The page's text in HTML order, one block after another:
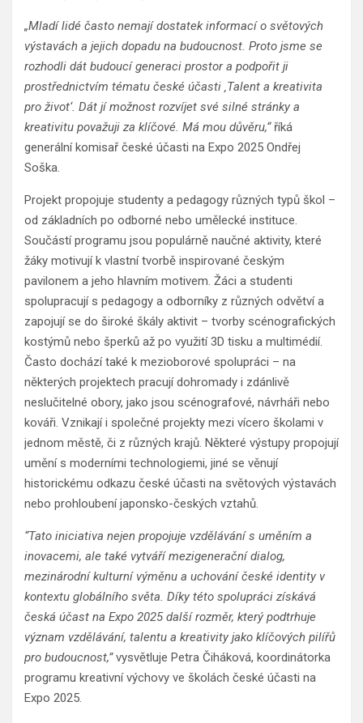
„Mladí lidé často nemají dostatek informací o světových
výstavách a jejich dopadu na budoucnost. Proto jsme se
rozhodli dát budoucí generaci prostor a podpořit ji
prostřednictvím tématu české účasti ‚Talent a kreativita
pro život‘. Dát jí možnost rozvíjet své silné stránky a
kreativitu považuji za klíčové. Má mou důvěru,“říká
generální komisař české účasti na Expo 2025 Ondřej
Soška.
Projekt propojuje studenty a pedagogy různých typů škol –
od základních po odborné nebo umělecké instituce.
Součástí programu jsou populárně naučné aktivity, které
žáky motivují k vlastní tvorbě inspirované českým
pavilonem a jeho hlavním motivem. Žáci a studenti
spolupracují s pedagogy a odborníky z různých odvětví a
zapojují se do široké škály aktivit – tvorby scénografických
kostýmů nebo šperků až po využití 3D tisku a multimédií.
Často dochází také k mezioborové spolupráci – na
některých projektech pracují dohromady i zdánlivě
neslučitelné obory, jako jsou scénografové, návrháři nebo
kováři. Vznikají i společné projekty mezi vícero školami v
jednom městě, či z různých krajů. Některé výstupy propojují
umění s moderními technologiemi, jiné se věnují
historickému odkazu české účasti na světových výstavách
nebo prohloubení japonsko-českých vztahů.
“Tato iniciativa nejen propojuje vzdělávání s uměním a
inovacemi, ale také vytváří mezigenerační dialog,
mezinárodní kulturní výměnu a uchování české identity v
kontextu globálního světa. Díky této spolupráci získává
česká účast na Expo 2025 další rozměr, který podtrhuje
význam vzdělávání, talentu a kreativity jako klíčových pilířů
pro budoucnost,”vysvětluje Petra Čiháková, koordinátorka
programu kreativní výchovy ve školách české účasti na
Expo 2025.